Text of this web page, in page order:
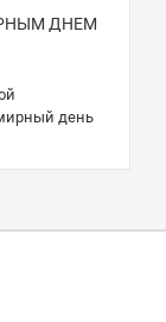
ДНЕМ
день